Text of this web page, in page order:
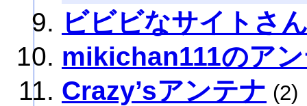
ビビビなサイトさ
mikichan111のア
Crazy’sアンテナ (2)